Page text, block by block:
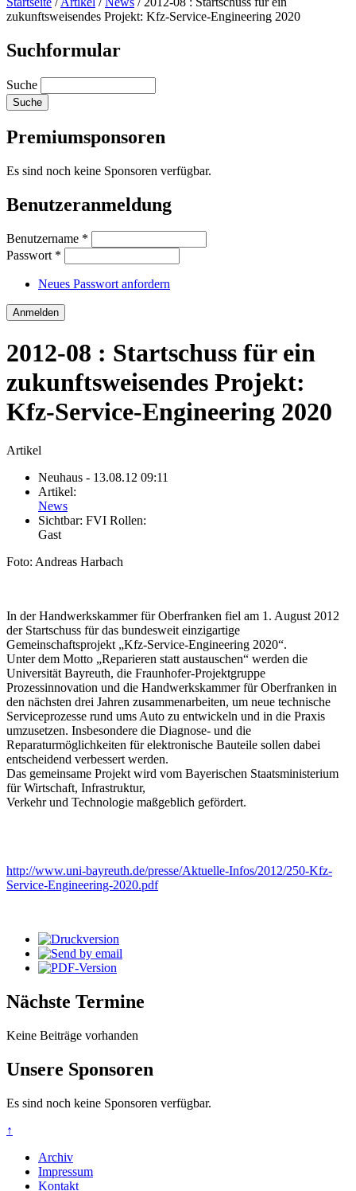
zukunftsweisendes Projekt: Kfz-Service-Engineering 2020
Suchformular
Suche
Premiumsponsoren
Es sind noch keine Sponsoren verfügbar.
Benutzeranmeldung
Benutzername *
Passwort *
Neues Passwort anfordern
2012-08 : Startschuss für ein
zukunftsweisendes Projekt:
Kfz-Service-Engineering 2020
Artikel
Neuhaus - 13.08.12 09:11
Artikel:
News
Sichtbar: FVI Rollen:
Gast
Foto: Andreas Harbach
In der Handwerkskammer für Oberfranken fiel am 1. August 2012
der Startschuss für das bundesweit einzigartige
Gemeinschaftsprojekt „Kfz-Service-Engineering 2020“.
Unter dem Motto „Reparieren statt austauschen“ werden die
Universität Bayreuth, die Fraunhofer-Projektgruppe
Prozessinnovation und die Handwerkskammer für Oberfranken in
den nächsten drei Jahren zusammenarbeiten, um neue technische
Serviceprozesse rund ums Auto zu entwickeln und in die Praxis
umzusetzen. Insbesondere die Diagnose- und die
Reparaturmöglichkeiten für elektronische Bauteile sollen dabei
entscheidend verbessert werden.
Das gemeinsame Projekt wird vom Bayerischen Staatsministerium
für Wirtschaft, Infrastruktur,
Verkehr und Technologie maßgeblich gefördert.
http://www.uni-bayreuth.de/presse/Aktuelle-Infos/2012/250-Kfz-
Service-Engineering-2020.pdf
Nächste Termine
Keine Beiträge vorhanden
Unsere Sponsoren
Es sind noch keine Sponsoren verfügbar.
↑
Archiv
Impressum
Kontakt